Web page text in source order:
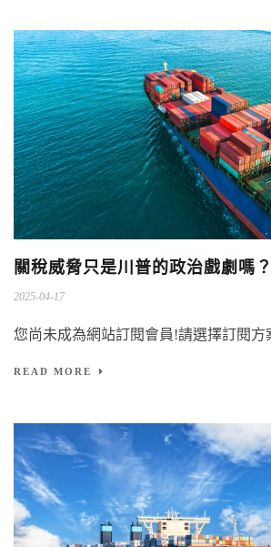
關稅威脅只是川普的政治戲劇嗎？
2025-04-17
您尚未成為網站訂閱會員!請選擇訂閱方
READ MORE